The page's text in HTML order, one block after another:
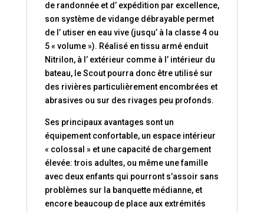
de randonnée et d’ expédition par excellence,
son système de vidange débrayable permet
de l’ utiser en eau vive (jusqu’ à la classe 4 ou
5 « volume »). Réalisé en tissu armé enduit
Nitrilon, à l’ extérieur comme à l’ intérieur du
bateau, le Scout pourra donc être utilisé sur
des rivières particulièrement encombrées et
abrasives ou sur des rivages peu profonds.
Ses principaux avantages sont un
équipement confortable, un espace intérieur
« colossal » et une capacité de chargement
élevée: trois adultes, ou même une famille
avec deux enfants qui pourront s’assoir sans
problèmes sur la banquette médianne, et
encore beaucoup de place aux extrémités